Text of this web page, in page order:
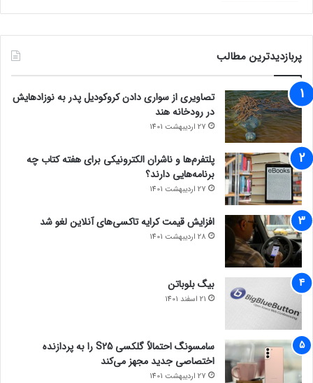
پربازدیدترین مطالب
تصاویری از سواری دادن کروکودیل پدر به نوزادهایش
در رودخانه هند
27 اردیبهشت 1401
پلتفرم‌ها و ناشران الکترونیکی برای هفته کتاب چه
برنامه‌هایی دارند؟
27 اردیبهشت 1401
افزایش قیمت کرایه تاکسی‌های آنلاین لغو شد
28 اردیبهشت 1401
بیگ بلوباتن
21 اسفند 1401
سامسونگ احتمالاً گلکسی S25 را به پردازنده
اختصاصی جدید مجهز می‌کند
27 اردیبهشت 1401